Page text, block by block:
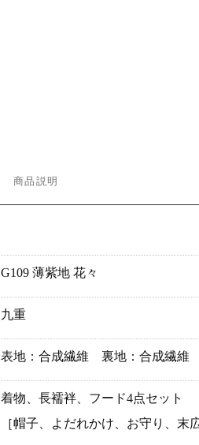
商品説明
G109 薄紫地 花々
九重
表地：合成繊維 裏地：合成繊維
着物、長襦袢、フード4点セット
［帽子、よだれかけ、お守り、末